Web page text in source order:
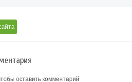
оставить комментарий